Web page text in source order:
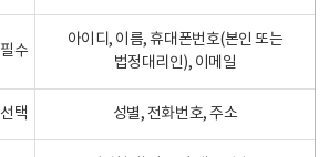
필수
아이디, 이름, 휴대폰번호(본인 또는
법정대리인), 이메일
선택 성별, 전화번호, 주소